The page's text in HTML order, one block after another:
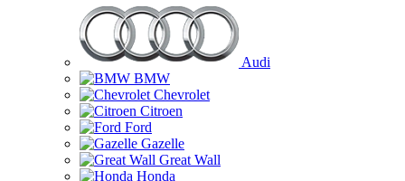
Audi
BMW
Chevrolet
Citroen
Ford
Gazelle
Great Wall
Honda